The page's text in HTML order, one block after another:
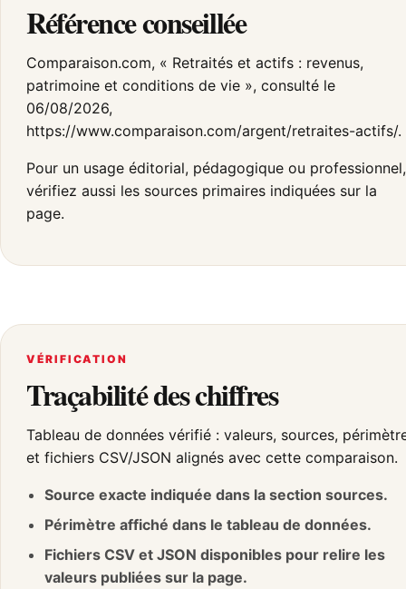
Référence conseillée
Comparaison.com, « Retraités et actifs : revenus,
patrimoine et conditions de vie », consulté le
06/08/2026,
https://www.comparaison.com/argent/retraites-actifs/.
Pour un usage éditorial, pédagogique ou professionnel,
vérifiez aussi les sources primaires indiquées sur la
page.
VÉRIFICATION
Traçabilité des chiffres
Tableau de données vérifié : valeurs, sources,
et fichiers CSV/JSON alignés avec cette comparaison.
Source exacte indiquée dans la section sources.
Périmètre affiché dans le tableau de données.
Fichiers CSV et JSON disponibles pour relire les
valeurs publiées sur la page.